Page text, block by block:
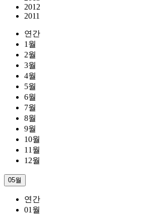
2012
2011
연간
1월
2월
3월
4월
5월
6월
7월
8월
9월
10월
11월
12월
05월
연간
01월